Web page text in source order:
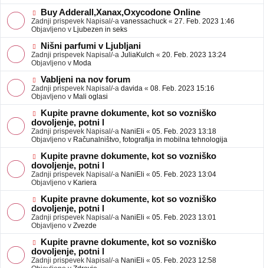
eb
j
a
v
e
N
o
v
e
o
b
j
a
v
e
Buy Adderall,Xanax,Oxycodone Online
Zadnji prispevek Napisal/-a vanessachuck « 27. Feb. 2023 1:46
Objavljeno v Ljubezen in seks
N
o
v
e
o
b
j
a
v
e
Nišni parfumi v Ljubljani
Zadnji prispevek Napisal/-a JuliaKulch « 20. Feb. 2023 13:24
Objavljeno v Moda
N
o
v
e
o
b
j
a
v
e
Vabljeni na nov forum
Zadnji prispevek Napisal/-a davida « 08. Feb. 2023 15:16
Objavljeno v Mali oglasi
N
o
v
e
o
b
a
v
e
Kupite pravne dokumente, kot so vozniško
dovoljenje, potni l
Zadnji prispevek Napisal/-a NaniEli « 05. Feb. 2023 13:18
Objavljeno v Računalništvo, fotografija in mobilna tehnologija
N
o
v
e
o
b
a
v
e
Kupite pravne dokumente, kot so vozniško
dovoljenje, potni l
Zadnji prispevek Napisal/-a NaniEli « 05. Feb. 2023 13:04
Objavljeno v Kariera
N
o
v
e
o
b
a
v
Kupite pravne dokumente, kot so vozniško
dovoljenje, potni l
Zadnji prispevek Napisal/-a NaniEli « 05. Feb. 2023 13:01
Objavljeno v Zvezde
N
o
v
e
Kupite pravne dokumente, kot so vozniško
dovoljenje, potni l
Zadnji prispevek Napisal/-a NaniEli « 05. Feb. 2023 12:58